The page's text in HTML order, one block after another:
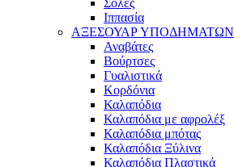
Σόλες
Ιππασία
ΑΞΕΣΟΥΑΡ ΥΠΟΔΗΜΑΤΩΝ
Αναβάτες
Βούρτσες
Γυαλιστικά
Κορδόνια
Καλαπόδια
Καλαπόδια με αφρολέξ
Καλαπόδια μπότας
Καλαπόδια Ξύλινα
Καλαπόδια Πλαστικά